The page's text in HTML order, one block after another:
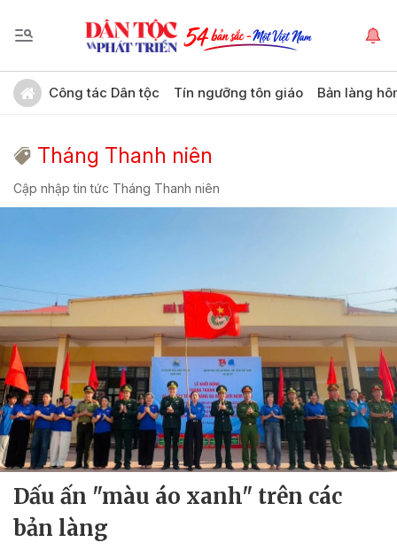
Công tác Dân tộc Tín ngưỡng tôn giáo Bản làng
Tháng Thanh niên
Cập nhập tin tức Tháng Thanh niên
Dấu ấn "màu áo xanh" trên các
bản làng